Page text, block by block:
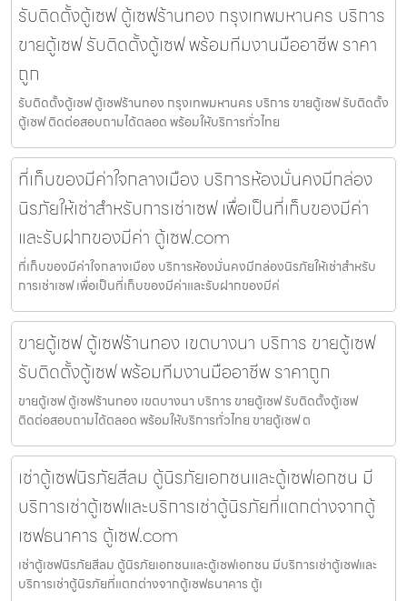
รับติดตั้งตู้เซฟ ตู้เซฟร้านทอง กรุงเทพมหานคร บริการ
ขายตู้เซฟ รับติดตั้งตู้เซฟ พร้อมทีมงานมืออาชีพ ราคา
ถูก
รับติดตั้งตู้เซฟ ตู้เซฟร้านทอง กรุงเทพมหานคร บริการ ขายตู้เซฟ รับติดตั้ง
ตู้เซฟ ติดต่อสอบถามได้ตลอด พร้อมให้บริการทั่วไทย
ที่เก็บของมีค่าใจกลางเมือง บริการห้องมั่นคงมีกล่อง
นิรภัยให้เช่าสำหรับการเช่าเซฟ เพื่อเป็นที่เก็บของมีค่า
และรับฝากของมีค่า ตู้เซฟ.com
ที่เก็บของมีค่าใจกลางเมือง บริการห้องมั่นคงมีกล่องนิรภัยให้เช่าสำหรับ
การเช่าเซฟ เพื่อเป็นที่เก็บของมีค่าและรับฝากของมีค่
ขายตู้เซฟ ตู้เซฟร้านทอง เขตบางนา บริการ ขายตู้เซฟ
รับติดตั้งตู้เซฟ พร้อมทีมงานมืออาชีพ ราคาถูก
ขายตู้เซฟ ตู้เซฟร้านทอง เขตบางนา บริการ ขายตู้เซฟ รับติดตั้งตู้เซฟ
ติดต่อสอบถามได้ตลอด พร้อมให้บริการทั่วไทย ขายตู้เซฟ ต
เช่าตู้เซฟนิรภัยสีลม ตู้นิรภัยเอกชนและตู้เซฟเอกชน มี
บริการเช่าตู้เซฟและบริการเช่าตู้นิรภัยที่แตกต่างจากตู้
เซฟธนาคาร ตู้เซฟ.com
เช่าตู้เซฟนิรภัยสีลม ตู้นิรภัยเอกชนและตู้เซฟเอกชน มีบริการเช่าตู้เซฟและ
บริการเช่าตู้นิรภัยที่แตกต่างจากตู้เซฟธนาคาร ตู้เ